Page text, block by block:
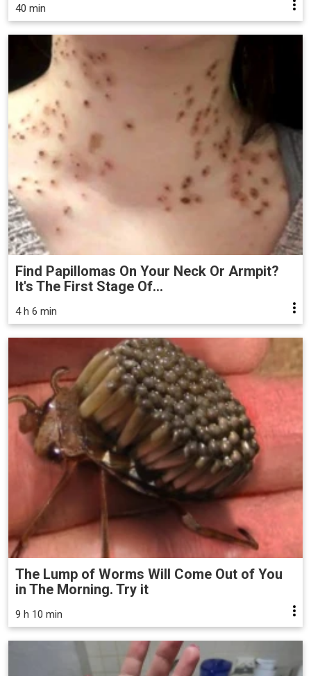
40 min
Find Papillomas On Your Neck Or Armpit?
It's The First Stage Of...
4 h 6 min
The Lump of Worms Will Come Out of You
in The Morning. Try it
9 h 10 min